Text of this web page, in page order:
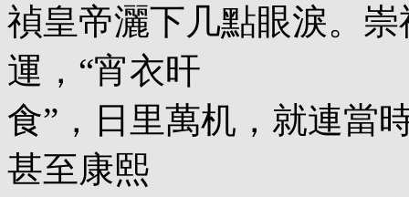
禎皇帝灑下几點眼淚。
運，“宵衣旰
食”，日里萬机，就連當
甚至康熙